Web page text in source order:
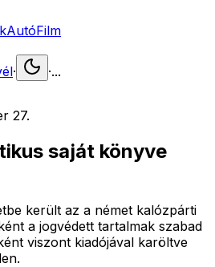
AutóFilm
· ·...
27.
saját könyve
került az a német kalózpárti
a jogvédett tartalmak szabad
viszont kiadójával karöltve